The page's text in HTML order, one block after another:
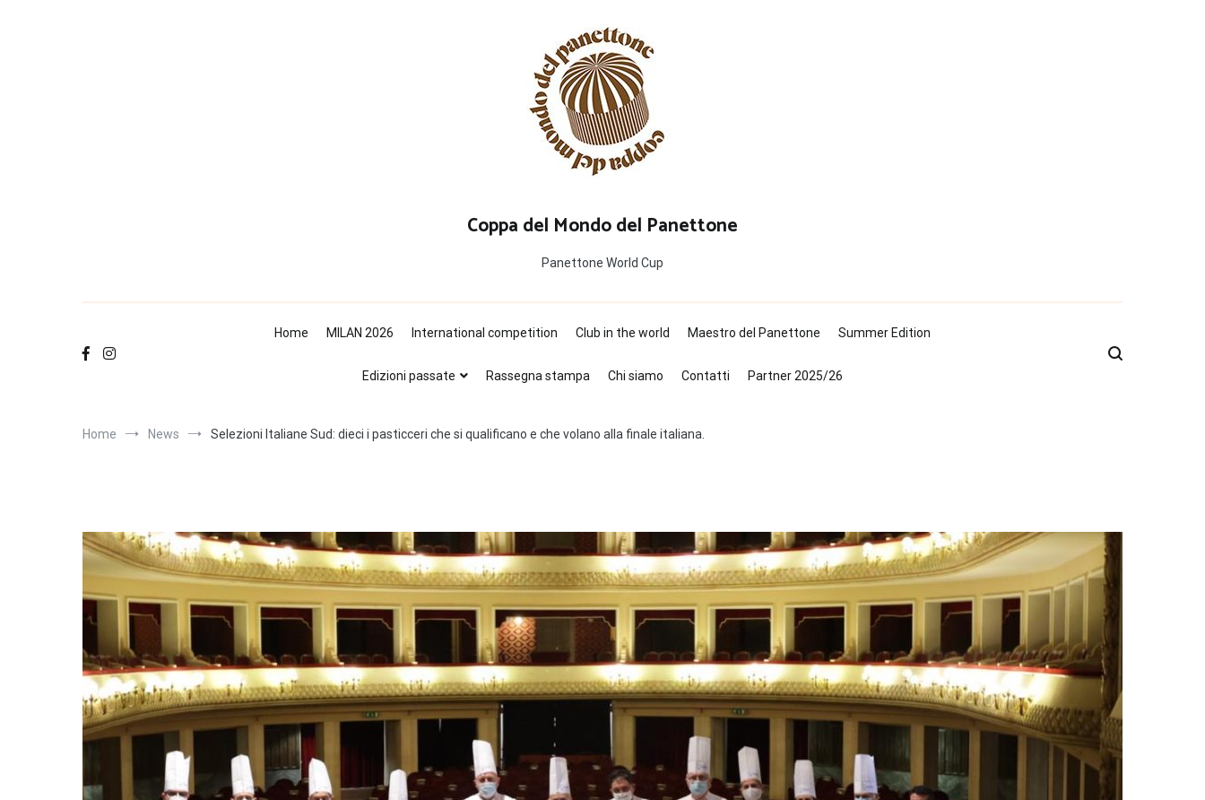
Coppa del Mondo del Panettone
Panettone World Cup
Home MILAN 2026 International competition Club in the world Maestro del Panettone Summer Edition
Edizioni passate Rassegna stampa Chi siamo Contatti Partner 2025/26
Home News Selezioni Italiane Sud: dieci i pasticceri che si qualificano e che volano alla finale italiana.